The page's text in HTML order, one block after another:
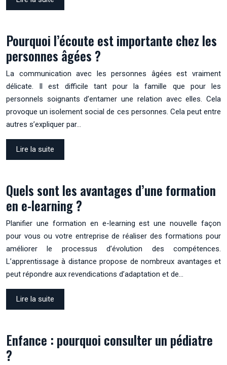
Pourquoi l’écoute est importante chez les
personnes âgées ?
La communication avec les personnes âgées est vraiment
délicate. Il est difficile tant pour la famille que pour les
personnels soignants d’entamer une relation avec elles. Cela
provoque un isolement social de ces personnes. Cela peut entre
autres s’expliquer par…
Lire la suite
Quels sont les avantages d’une formation
en e-learning ?
Planifier une formation en e-learning est une nouvelle façon
pour vous ou votre entreprise de réaliser des formations pour
améliorer le processus d’évolution des compétences.
L’apprentissage à distance propose de nombreux avantages et
peut répondre aux revendications d’adaptation et de…
Lire la suite
Enfance : pourquoi consulter un pédiatre
?